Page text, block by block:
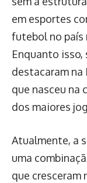
em esportes
futebol no país
Enquanto isso,
destacaram na
que nasceu na
dos maiores
Atualmente, a
uma
que cresceram